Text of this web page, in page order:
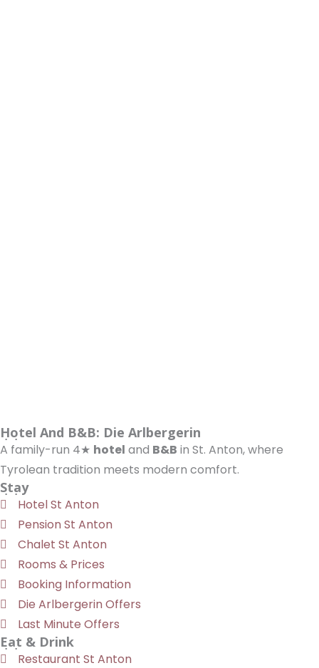
Hotel And B&B: Die Arlbergerin
A family-run 4★ hotel and B&B in St. Anton, where
Tyrolean tradition meets modern comfort.
Stay
Hotel St Anton
Pension St Anton
Chalet St Anton
Rooms & Prices
Booking Information
Die Arlbergerin Offers
Last Minute Offers
Eat & Drink
Restaurant St Anton